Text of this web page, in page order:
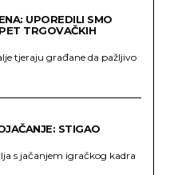
UPOREDILI SMO
TRGOVAČKIH
tjeraju građane da pažljivo
STIGAO
s jačanjem igračkog kadra